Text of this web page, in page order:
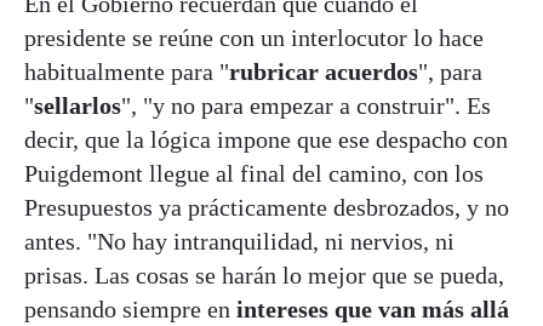
presidente se reúne con un interlocutor lo hace
habitualmente para "rubricar acuerdos", para
"sellarlos", "y no para empezar a construir". Es
decir, que la lógica impone que ese despacho con
Puigdemont llegue al final del camino, con los
Presupuestos ya prácticamente desbrozados, y no
antes. "No hay intranquilidad, ni nervios, ni
prisas. Las cosas se harán lo mejor que se pueda,
pensando siempre en intereses que van más allá